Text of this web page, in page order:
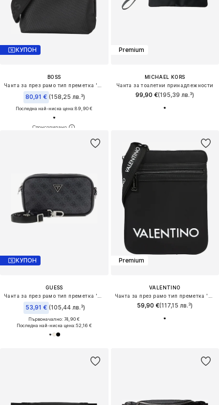
КУПОН
BOSS
80,91 € (158,25 лв.³)
Последна най-ниска цена:89,90 €
Premium
MICHAEL KORS
Чанта за тоалетни принадлежности
99,90 €(195,39 лв.³)
КУПОН
GUESS
53,91 € (105,44 лв.³)
Първоначално: 74,90 €
Последна най-ниска цена:52,16 €
Premium
VALENTINO
59,90 €(117,15 лв.³)